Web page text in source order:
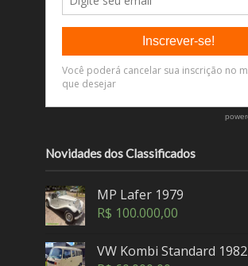
Novidades dos Classificados
MP Lafer 1979
R$ 100.000,00
VW Kombi Standard 1982